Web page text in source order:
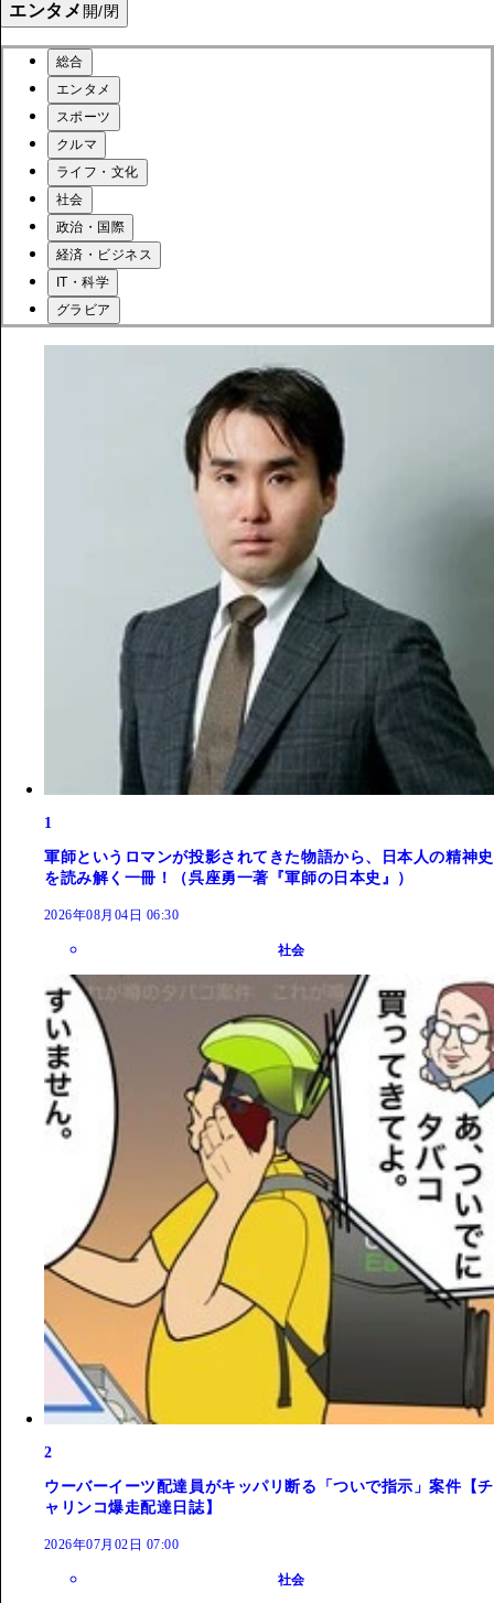
エンタメ 開/閉
総合
エンタメ
スポーツ
クルマ
ライフ・文化
社会
政治・国際
経済・ビジネス
IT・科学
グラビア
1
軍師というロマンが投影されてきた物語から、日本人の精神史
を読み解く一冊！（呉座勇一著『軍師の日本史』）
2026年08月04日 06:30
社会
2
ウーバーイーツ配達員がキッパリ断る「ついで指示」案件【チ
ャリンコ爆走配達日誌】
2026年07月02日 07:00
社会